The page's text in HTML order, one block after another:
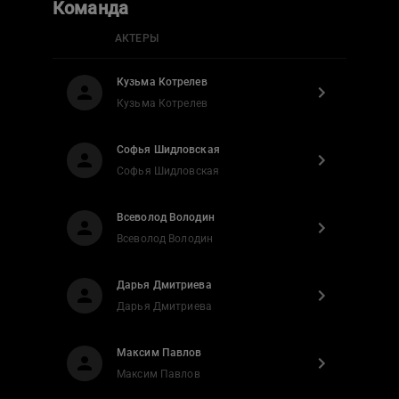
Команда
АКТЕРЫ
Кузьма Котрелев
Кузьма Котрелев
Софья Шидловская
Софья Шидловская
Всеволод Володин
Всеволод Володин
Дарья Дмитриева
Дарья Дмитриева
Максим Павлов
Максим Павлов